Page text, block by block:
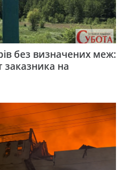
без визначених меж:
заказника на